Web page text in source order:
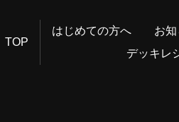
TOP
はじめての方へ
お
デッキレ